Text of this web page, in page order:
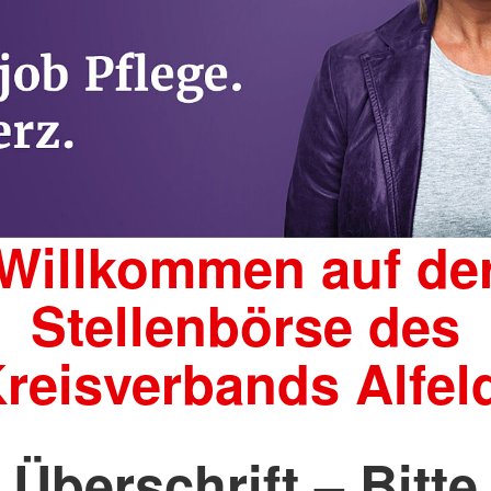
auf
Stellenbörse des